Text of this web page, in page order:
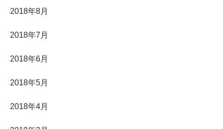
2018年8月
2018年7月
2018年6月
2018年5月
2018年4月